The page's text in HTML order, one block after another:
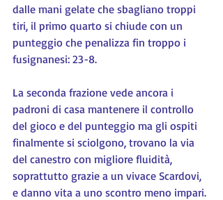
dalle mani gelate che sbagliano troppi
tiri, il primo quarto si chiude con un
punteggio che penalizza fin troppo i
fusignanesi: 23-8.
La seconda frazione vede ancora i
padroni di casa mantenere il controllo
del gioco e del punteggio ma gli ospiti
finalmente si sciolgono, trovano la via
del canestro con migliore fluidità,
soprattutto grazie a un vivace Scardovi,
e danno vita a uno scontro meno impari.